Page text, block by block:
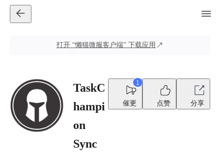
打开 “懒猫微服客户端” 下载应用
TaskC
hampi
on
Sync
1
催更 点赞 分享